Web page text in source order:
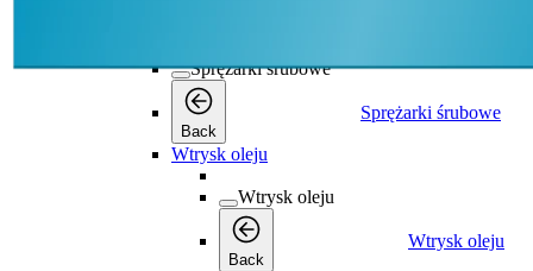
Sprężarki śrubowe
Back
Sprężarki śrubowe
Wtrysk oleju
Wtrysk oleju
Back
Wtrysk oleju